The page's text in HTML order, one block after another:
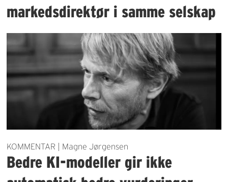
markedsdirektør i samme selskap
KOMMENTAR | Magne Jørgensen
Bedre KI-modeller gir ikke